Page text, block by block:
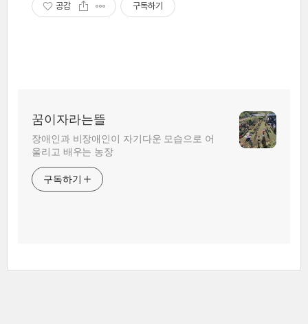
공감 구독하기
꿈이자라는뜰
장애인과 비장애인이 자기다운 모습으로 어
울리고 배우는 농장
구독하기